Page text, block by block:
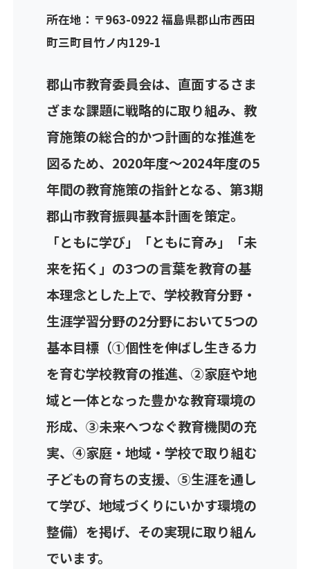
所在地：〒963-0922 福島県郡山市西田
町三町目竹ノ内129-1
郡山市教育委員会は、直面するさま
ざまな課題に戦略的に取り組み、教
育施策の総合的かつ計画的な推進を
図るため、2020年度～2024年度の5
年間の教育施策の指針となる、第3期
郡山市教育振興基本計画を策定。
「ともに学び」「ともに育み」「未
来を拓く」の3つの言葉を教育の基
本理念とした上で、学校教育分野・
生涯学習分野の2分野において5つの
基本目標（①個性を伸ばし生きる力
を育む学校教育の推進、②家庭や地
域と一体となった豊かな教育環境の
形成、③未来へつなぐ教育機関の充
実、④家庭・地域・学校で取り組む
子どもの育ちの支援、⑤生涯を通し
て学び、地域づくりにいかす環境の
整備）を掲げ、その実現に取り組ん
でいます。